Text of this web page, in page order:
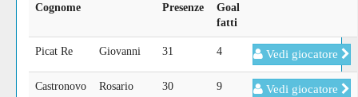
Cognome
Presenze
Goal
fatti
Picat Re Giovanni 31 4 Vedi giocatore
Castronovo Rosario 30 9 Vedi giocatore